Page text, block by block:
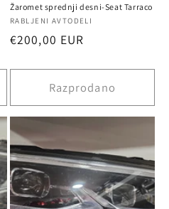
Žaromet sprednji desni-Seat Tarraco
Ponudnik:
RABLJENI AVTODELI
Redna
€200,00 EUR
Razprodano